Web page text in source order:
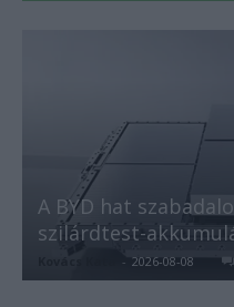
A BYD hat
szilárdtest-
- 2026-08-08